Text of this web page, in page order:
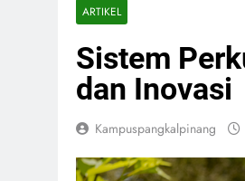
ARTIKEL
Sistem
dan Inovasi
Kampuspangkalpinang